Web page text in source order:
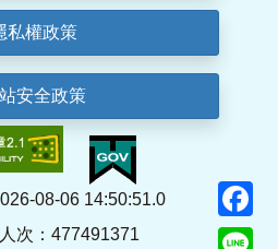
私權政策
安全政策
08-06 14:50:51.0
次：477491371